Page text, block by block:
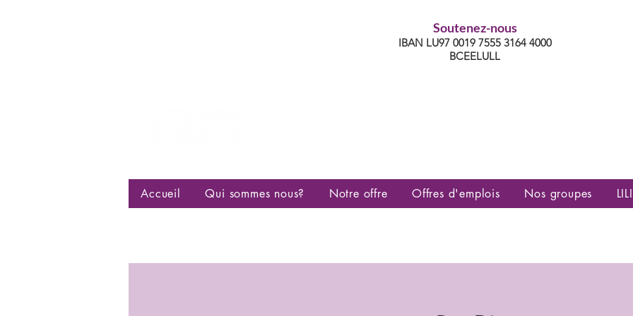
Soutenez-nous
IBAN LU97 0019 7555 3164 4000
BCEELULL
Accueil Qui sommes nous? Notre offre Offres d'emplois Nos groupes LILI